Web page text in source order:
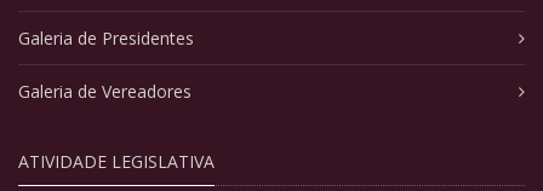
Galeria de Presidentes
Galeria de Vereadores
ATIVIDADE LEGISLATIVA